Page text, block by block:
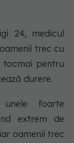
24, medicul
trec cu
tocmai pentru
durere.
foarte
extrem de
oamenii trec